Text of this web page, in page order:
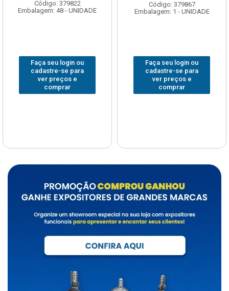
Código: 379867
Embalagem: 1 - UNIDADE
Faça seu login ou
cadastre-se para
ver preços e
comprar
Código: 379788
Embalagem: 1 - UNIDADE
Faça seu login ou
cadastre-se para
ver preços e
comprar